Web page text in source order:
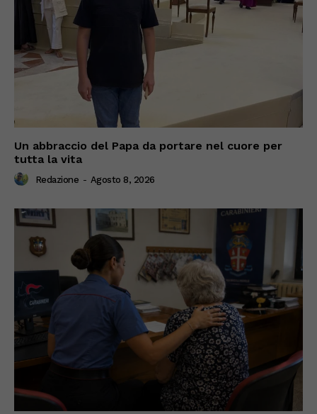
Un abbraccio del Papa da portare nel cuore per
tutta la vita
Redazione - Agosto 8, 2026